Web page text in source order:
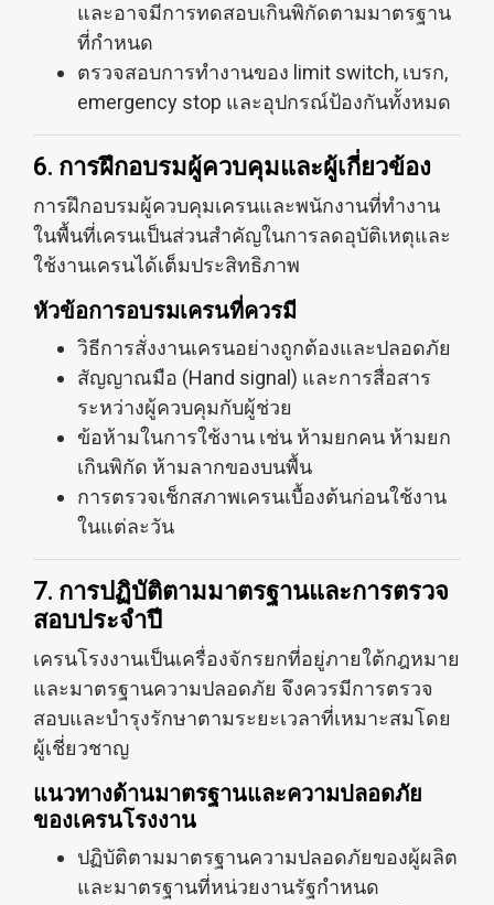
และอาจมีการทดสอบเกินพิกัดตามมาตรฐาน
ที่กำหนด
ตรวจสอบการทำงานของ limit switch, เบรก,
emergency stop และอุปกรณ์ป้องกันทั้งหมด
6. การฝึกอบรมผู้ควบคุมและผู้เกี่ยวข้อง
การฝึกอบรมผู้ควบคุมเครนและพนักงานที่ทำงาน
ในพื้นที่เครนเป็นส่วนสำคัญในการลดอุบัติเหตุและ
ใช้งานเครนได้เต็มประสิทธิภาพ
หัวข้อการอบรมเครนที่ควรมี
วิธีการสั่งงานเครนอย่างถูกต้องและปลอดภัย
สัญญาณมือ (Hand signal) และการสื่อสาร
ระหว่างผู้ควบคุมกับผู้ช่วย
ข้อห้ามในการใช้งาน เช่น ห้ามยกคน ห้ามยก
เกินพิกัด ห้ามลากของบนพื้น
การตรวจเช็กสภาพเครนเบื้องต้นก่อนใช้งาน
ในแต่ละวัน
7. การปฏิบัติตามมาตรฐานและการตรวจ
สอบประจำปี
เครนโรงงานเป็นเครื่องจักรยกที่อยู่ภายใต้กฎหมาย
และมาตรฐานความปลอดภัย จึงควรมีการตรวจ
สอบและบำรุงรักษาตามระยะเวลาที่เหมาะสมโดย
ผู้เชี่ยวชาญ
แนวทางด้านมาตรฐานและความปลอดภัย
ของเครนโรงงาน
ปฏิบัติตามมาตรฐานความปลอดภัยของผู้ผลิต
และมาตรฐานที่หน่วยงานรัฐกำหนด